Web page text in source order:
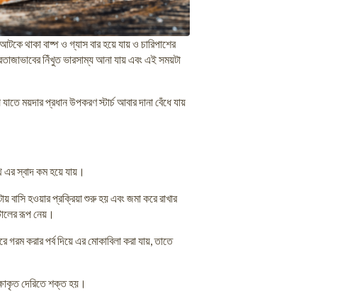
থাকা বাষ্প ও গ্যাস বার হয়ে যায় ও চারিপাশের
নিঁখুত ভারসাম্য আনা যায় এবং এই সময়টা
ময়দার প্রধান উপকরণ স্টার্চ আবার দানা বেঁধে যায়
স্বাদ কম হয়ে যায়।
বাসি হওয়ার প্রক্রিয়া শুরু হয় এবং জমা করে রাখার
রূপ নেয়।
করার পর্ব দিয়ে এর মোকাবিলা করা যায়, তাতে
দেরিতে শক্ত হয়।